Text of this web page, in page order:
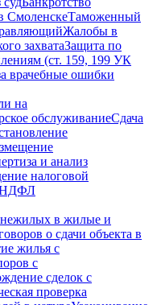
СмоленскеТаможенный
Жалобы в
захватаЗащита по
(ст. 159, 199 УК
врачебные ошибки
на
обслуживаниеСдача
и анализ
налоговой
НДФЛ
в жилые и
о сдачи объекта в
жилья с
с
сделок с
проверка